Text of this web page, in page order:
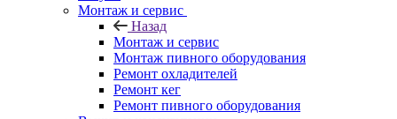
Монтаж и сервис
Назад
Монтаж и сервис
Монтаж пивного оборудования
Ремонт охладителей
Ремонт кег
Ремонт пивного оборудования